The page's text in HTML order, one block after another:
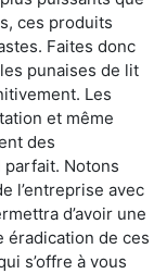
ces produits
Faites donc
punaises de lit
Les
et même
des
Notons
l’entreprise avec
d’avoir une
éradication de ces
s’offre à vous